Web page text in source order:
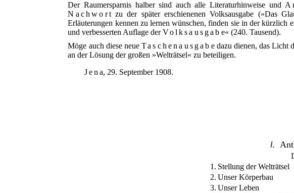
Der Raumersparnis halber sind auch alle Literaturhinweise und
Nachwortzu der später erschienenen Volksausgabe (»Das
Erläuterungen kennen zu lernen wünschen, finden sie in der kürzlich
und verbesserten Auflage derVolksausgabe« (240. Tausend).
Möge auch diese neueTaschenausgabedazu dienen, das Licht
an der Lösung der großen »Welträtsel« zu beteiligen.
Jena, 29. September 1908.
I.
1. Stellung der Welträtsel
2. Unser Körperbau
3. Unser Leben